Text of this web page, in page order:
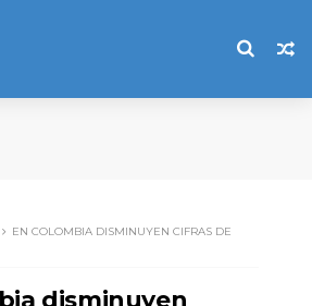
EN COLOMBIA DISMINUYEN CIFRAS DE
disminuyen